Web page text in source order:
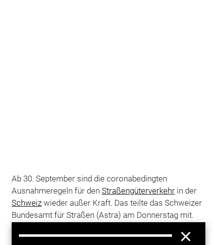
Ab 30. September sind die coronabedingten
Ausnahmeregeln für den Straßengüterverkehrin der
Schweizwieder außer Kraft. Das teilte das Schweizer
Bundesamt für Straßen (Astra) am Donnerstag mit.
vermeiden, hatte das Bundesamt im Frühling dieses